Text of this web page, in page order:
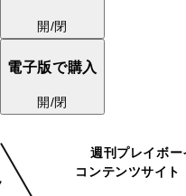
開/閉
電子版で購入
開/閉
週刊プレイボ
コンテンツサイト